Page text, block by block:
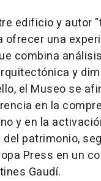
edificio y autor
ofrecer una
combina
y
el Museo se
en la
y en la
patrimonio,
Press en un
Gaudí.